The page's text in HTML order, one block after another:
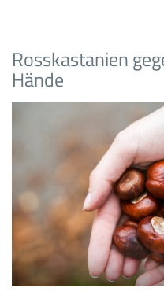
Rosskastanien
Hände